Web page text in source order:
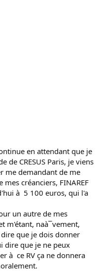
en attendant que je
de CRESUS Paris, je viens
me demandant de me
créanciers, FINAREF
à 5 100 euros, qui l'a
un autre de mes
m'étant, naà¯vement,
que je dois donner
dire que je ne peux
à ce RV ça ne donnera